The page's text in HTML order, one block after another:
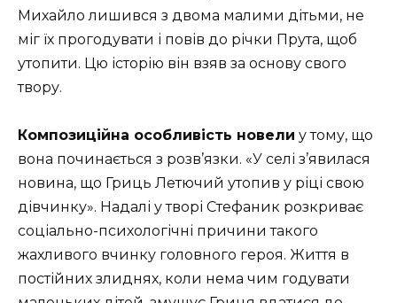
Михайло лишився з двома малими дітьми, не
міг їх прогодувати і повів до річки Прута, щоб
утопити. Цю історію він взяв за основу свого
твору.
Композиційна особливість новели у тому, що
вона починається з розв’язки. «У селі з’явилася
новина, що Гриць Летючий утопив у ріці свою
дівчинку». Надалі у творі Стефаник розкриває
соціально-психологічні причини такого
жахливого вчинку головного героя. Життя в
постійних злиднях, коли нема чим годувати